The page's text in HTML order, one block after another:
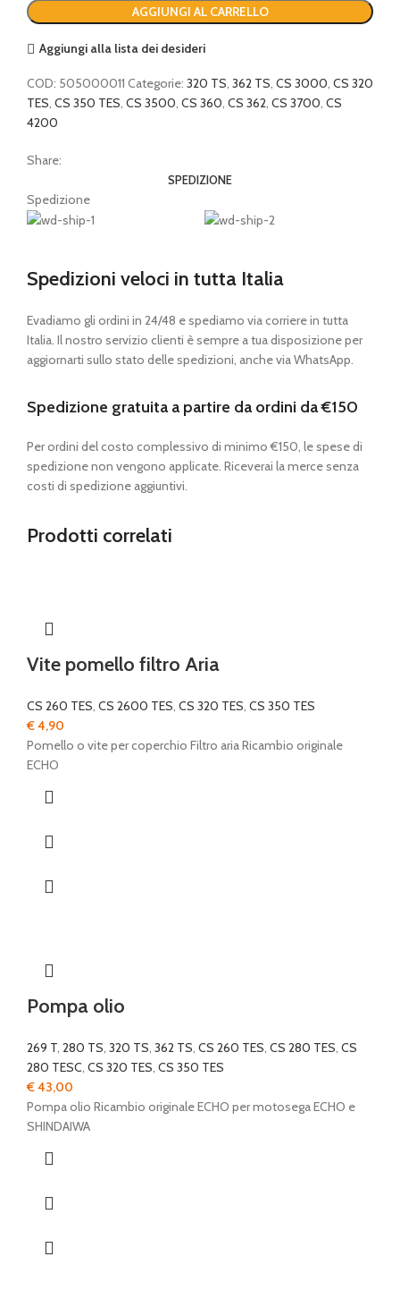
AGGIUNGI AL CARRELLO
Aggiungi alla lista dei desideri
COD: 505000011 Categorie: 320 TS 362 TS CS 3000 CS 320
TES CS 350 TES CS 3500 CS 360 CS 362 CS 3700 CS
4200
Share:
SPEDIZIONE
Spedizione
Spedizioni veloci in tutta Italia
Evadiamo gli ordini in 24/48 e spediamo via corriere in tutta
Italia. Il nostro servizio clienti è sempre a tua disposizione per
aggiornarti sullo stato delle spedizioni, anche via WhatsApp.
Spedizione gratuita a partire da ordini da €150
Per ordini del costo complessivo di minimo €150, le spese di
spedizione non vengono applicate. Riceverai la merce senza
costi di spedizione aggiuntivi.
Prodotti correlati
Vite pomello filtro Aria
CS 260 TES, CS 2600 TES, CS 320 TES, CS 350 TES
€4,90
Pomello o vite per coperchio Filtro aria Ricambio originale
ECHO
Pompa olio
269 T, 280 TS, 320 TS, 362 TS, CS 260 TES, CS 280 TES, CS
280 TESC, CS 320 TES, CS 350 TES
€43,00
Pompa olio Ricambio originale ECHO per motosega ECHO e
SHINDAIWA